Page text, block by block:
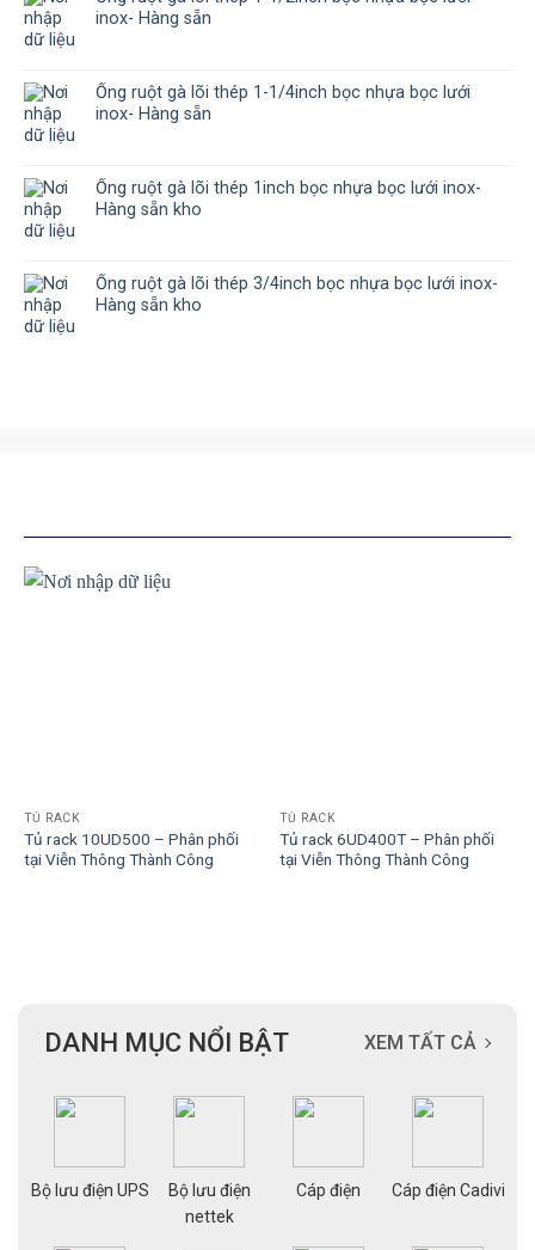
inox- Hàng sẵn
Ống ruột gà lõi thép 1-1/4inch bọc nhựa bọc lưới
inox- Hàng sẵn
Ống ruột gà lõi thép 1inch bọc nhựa bọc lưới inox-
Hàng sẵn kho
Ống ruột gà lõi thép 3/4inch bọc nhựa bọc lưới inox-
Hàng sẵn kho
TỦ RACK
Tủ rack 10UD500 – Phân phối
tại Viễn Thông Thành Công
TỦ RACK
Tủ rack 6UD400T – Phân phối
tại Viễn Thông Thành Công
DANH MỤC NỔI BẬT XEM TẤT CẢ
Bộ lưu điện UPS
Bộ lưu điện
nettek
Cáp điện Cáp điện Cadivi